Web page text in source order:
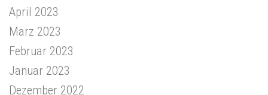
April 2023
März 2023
Februar 2023
Januar 2023
Dezember 2022